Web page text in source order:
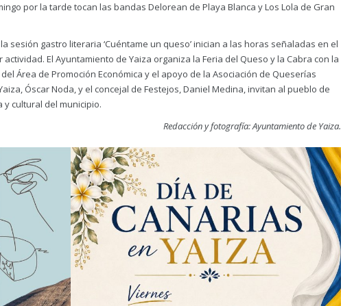
por la tarde tocan las bandas Delorean de Playa Blanca y Los Lola de Gran
sesión gastro literaria ‘Cuéntame un queso’ inician a las horas señaladas en el
El Ayuntamiento de Yaiza organiza la Feria del Queso y la Cabra con la
Área de Promoción Económica y el apoyo de la Asociación de Queserías
Óscar Noda, y el concejal de Festejos, Daniel Medina, invitan al pueblo de
cultural del municipio.
Redacción y fotografía: Ayuntamiento de Yaiza.